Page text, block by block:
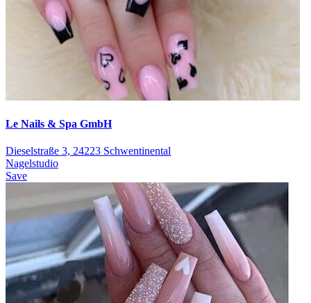
Le Nails & Spa GmbH
Dieselstraße 3, 24223 Schwentinental
Nagelstudio
Save